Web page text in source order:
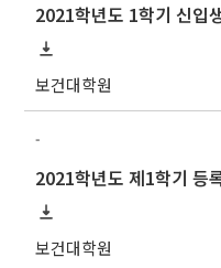
보건대학원
-
2021학년도 제1학기 등
보건대학원